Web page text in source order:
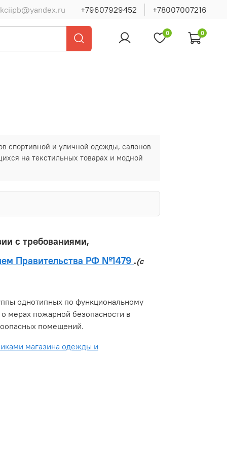
+79607929452 +78007007216
0 0
спортивной и уличной одежды, салонов
на текстильных товарах и модной
с требованиями,
Правительства РФ №1479 .(с
однотипных по функциональному
мерах пожарной безопасности в
помещений.
магазина одежды и